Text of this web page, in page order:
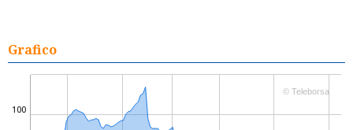
Grafico
100
© Teleborsa